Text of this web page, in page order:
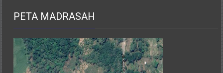
PETA MADRASAH